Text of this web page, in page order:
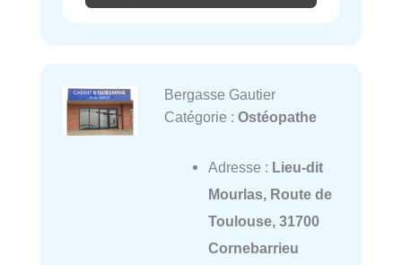
Bergasse Gautier
Catégorie : Ostéopathe
Adresse : Lieu-dit
Mourlas, Route de
Toulouse, 31700
Cornebarrieu